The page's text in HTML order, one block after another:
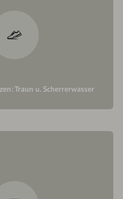
Traun u. Scherrerwasser